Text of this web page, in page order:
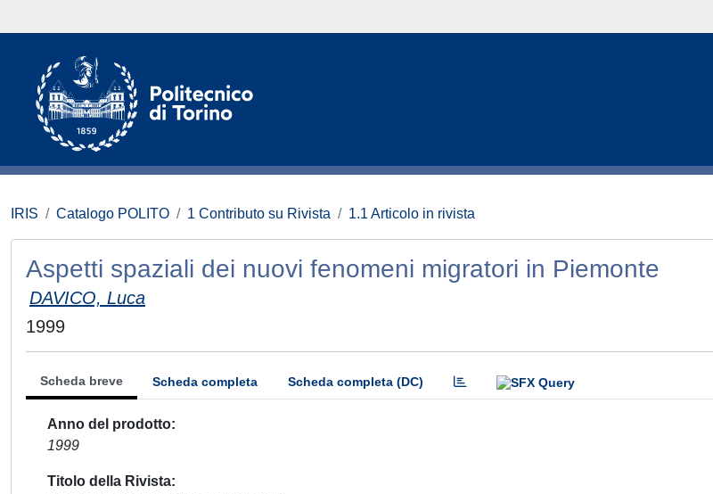
IRIS Catalogo POLITO 1 Contributo su Rivista 1.1 Articolo in rivista
Aspetti spaziali dei nuovi fenomeni migratori in Piemonte
DAVICO, Luca
1999
Scheda breve Scheda completa Scheda completa (DC)
Anno del prodotto
1999
Titolo della Rivista